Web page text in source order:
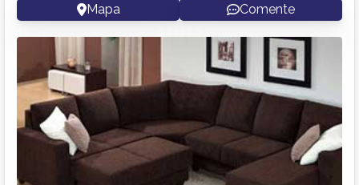
Mapa Comente